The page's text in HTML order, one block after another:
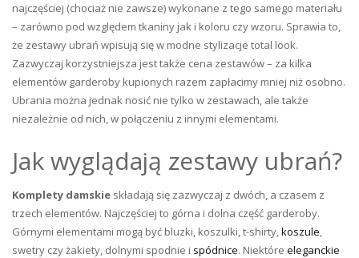
najczęściej (chociaż nie zawsze) wykonane z tego samego materiału
– zarówno pod względem tkaniny jak i koloru czy wzoru. Sprawia to,
że zestawy ubrań wpisują się w modne stylizacje total look.
Zazwyczaj korzystniejsza jest także cena zestawów – za kilka
elementów garderoby kupionych razem zapłacimy mniej niż osobno.
Ubrania można jednak nosić nie tylko w zestawach, ale także
niezależnie od nich, w połączeniu z innymi elementami.
Jak wyglądają zestawy ubrań?
Komplety damskie składają się zazwyczaj z dwóch, a czasem z
trzech elementów. Najczęściej to górna i dolna część garderoby.
Górnymi elementami mogą być bluzki, koszulki, t-shirty,koszule,
swetry czy żakiety, dolnymi spodnie i spódnice. Niektóre eleganckie